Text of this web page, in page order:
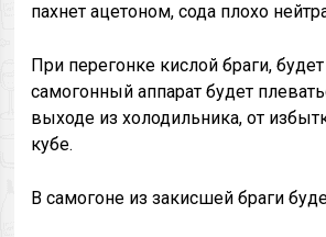
пахнет ацетоном, сода плохо
При перегонке кислой браги,
самогонный аппарат будет
выходе из холодильника, от
кубе.
В самогоне из закисшей браги